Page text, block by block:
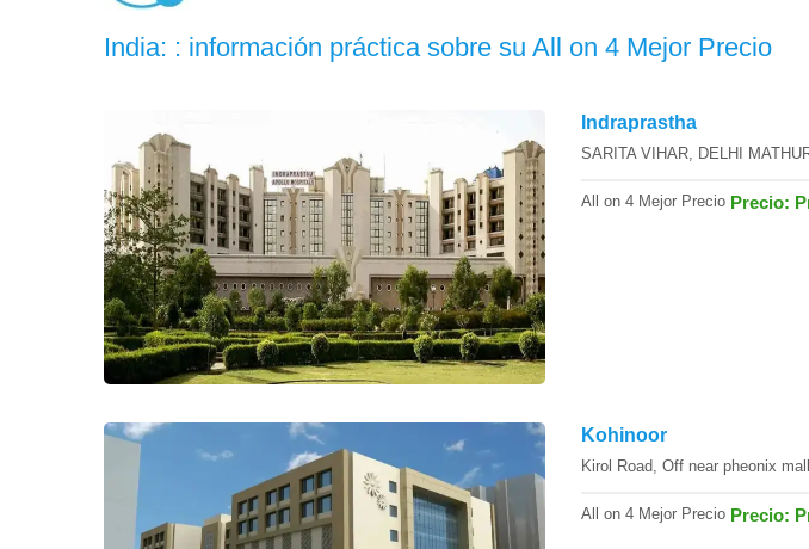
India: : información práctica sobre su All on 4 Mejor Precio
Indraprastha
SARITA VIHAR, DELHI
All on 4 Mejor Precio Precio:
Kohinoor
Kirol Road, Off near pheonix
All on 4 Mejor Precio Precio: